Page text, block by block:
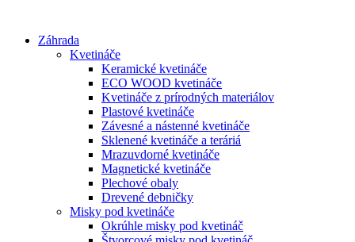
obsah
Záhrada
Kvetináče
Keramické kvetináče
ECO WOOD kvetináče
Kvetináče z prírodných materiálov
Plastové kvetináče
Závesné a nástenné kvetináče
Sklenené kvetináče a teráriá
Mrazuvdorné kvetináče
Magnetické kvetináče
Plechové obaly
Drevené debničky
Misky pod kvetináče
Okrúhle misky pod kvetináč